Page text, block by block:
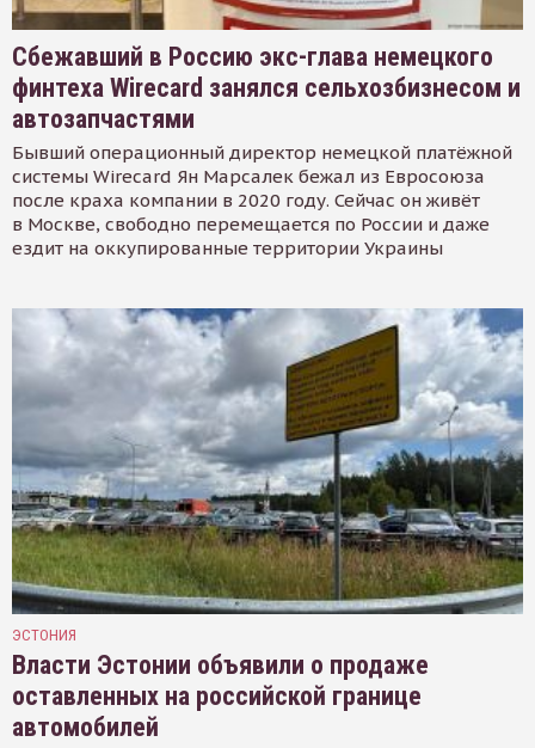
Сбежавший в Россию экс-глава немецкого
финтеха Wirecard занялся сельхозбизнесом и
автозапчастями
Бывший операционный директор немецкой платёжной
системы Wirecard Ян Марсалек бежал из Евросоюза
после краха компании в 2020 году. Сейчас он живёт
в Москве, свободно перемещается по России и даже
ездит на оккупированные территории Украины
ЭСТОНИЯ
Власти Эстонии объявили о продаже
оставленных на российской границе
автомобилей